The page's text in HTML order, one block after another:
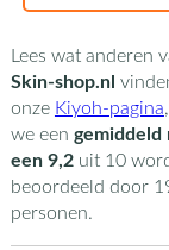
Lees wat anderen
Skin-shop.nl
onze Kiyoh-pagina,
we een gemiddeld
een 9,2uit 10
beoordeeld door
personen.